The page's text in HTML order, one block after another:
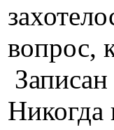
вопрос,
Записан
Никогда